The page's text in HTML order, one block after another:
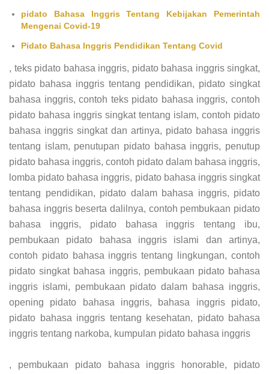
pidato Bahasa Inggris Tentang Kebijakan Pemerintah
Mengenai Covid-19
Pidato Bahasa Inggris Pendidikan Tentang Covid
, teks pidato bahasa inggris, pidato bahasa inggris singkat,
pidato bahasa inggris tentang pendidikan, pidato singkat
bahasa inggris, contoh teks pidato bahasa inggris, contoh
pidato bahasa inggris singkat tentang islam, contoh pidato
bahasa inggris singkat dan artinya, pidato bahasa inggris
tentang islam, penutupan pidato bahasa inggris, penutup
pidato bahasa inggris, contoh pidato dalam bahasa inggris,
lomba pidato bahasa inggris, pidato bahasa inggris singkat
tentang pendidikan, pidato dalam bahasa inggris, pidato
bahasa inggris beserta dalilnya, contoh pembukaan pidato
bahasa inggris, pidato bahasa inggris tentang ibu,
pembukaan pidato bahasa inggris islami dan artinya,
contoh pidato bahasa inggris tentang lingkungan, contoh
pidato singkat bahasa inggris, pembukaan pidato bahasa
inggris islami, pembukaan pidato dalam bahasa inggris,
opening pidato bahasa inggris, bahasa inggris pidato,
pidato bahasa inggris tentang kesehatan, pidato bahasa
inggris tentang narkoba, kumpulan pidato bahasa inggris
, pembukaan pidato bahasa inggris honorable, pidato